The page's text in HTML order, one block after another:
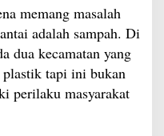
memang masalah
adalah sampah. Di
dua kecamatan yang
plastik tapi ini bukan
perilaku masyarakat